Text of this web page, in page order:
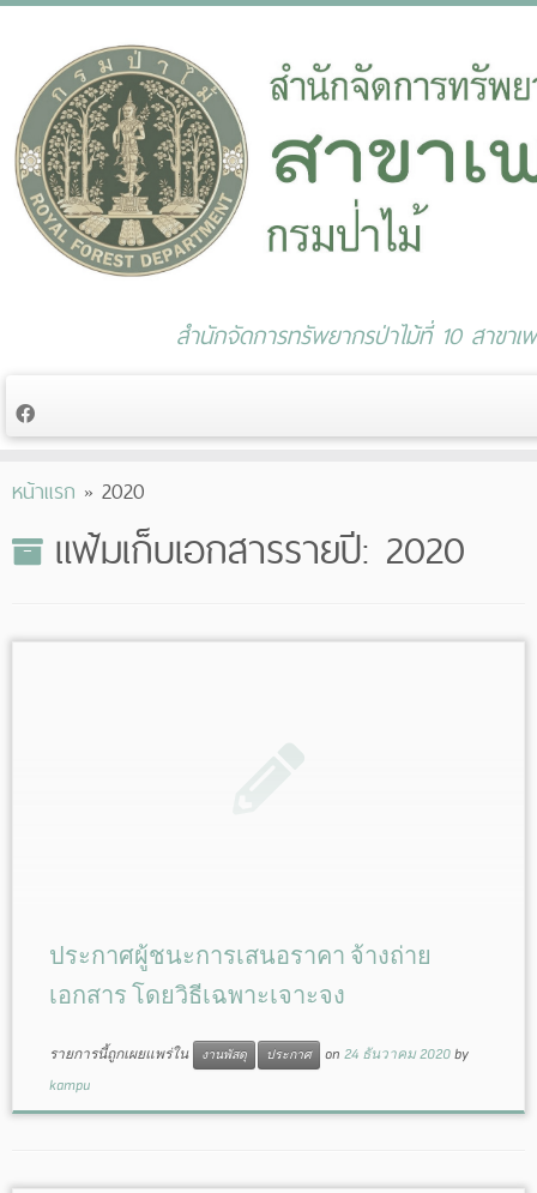
to
สำนักจัดการทรัพยากรป่าไม้ที่ 10 สาขาเ
หน้าแรก » 2020
แฟ้มเก็บเอกสารรายปี: 2020
ประกาศผู้ชนะการเสนอราคา จ้างถ่าย
เอกสาร โดยวิธีเฉพาะเจาะจง
รายการนี้ถูกเผยแพร่ใน งานพัสดุ ประกาศ on 24 ธันวาคม 2020 by
kampu